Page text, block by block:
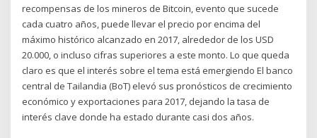
recompensas de los mineros de Bitcoin, evento que sucede
cada cuatro años, puede llevar el precio por encima del
máximo histórico alcanzado en 2017, alrededor de los USD
20.000, o incluso cifras superiores a este monto. Lo que queda
claro es que el interés sobre el tema está emergiendo El banco
central de Tailandia (BoT) elevó sus pronósticos de crecimiento
económico y exportaciones para 2017, dejando la tasa de
interés clave donde ha estado durante casi dos años.